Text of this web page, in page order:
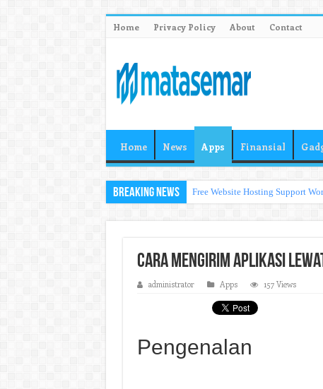
Home Privacy Policy About Contact
Home News Apps Finansial
Breaking News Free Website Hosting Support
Cara Mengirim Aplikasi
administrator Apps 157 Views
Pengenalan